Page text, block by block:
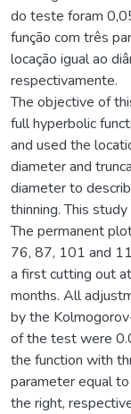
do teste foram
função com três
locação igual ao
respectivamente.
The objective of
full hyperbolic
and used the
diameter and
diameter to
thinning. This
The permanent
76, 87, 101 and
a first cutting out
months. All
by the
of the test were
the function with
parameter equal
the right,